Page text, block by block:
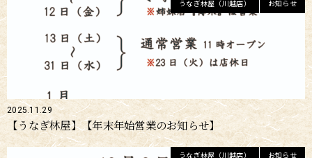
うなぎ林屋（川越店） お知らせ
2025.11.29
【うなぎ林屋】【年末年始営業のお知らせ】
うなぎ林屋（川越店） お知らせ